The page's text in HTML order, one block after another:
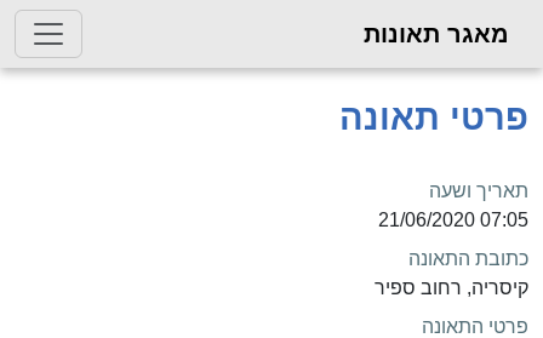
מאגר תאונות
פרטי תאונה
תאריך ושעה
07:05 21/06/2020
כתובת התאונה
קיסריה, רחוב ספיר
פרטי התאונה